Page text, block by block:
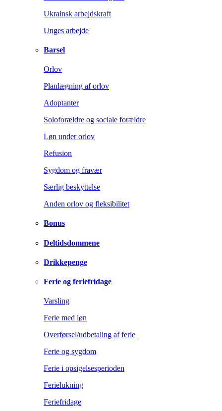
Ukrainsk arbejdskraft
Unges arbejde
Barsel
Orlov
Planlægning af orlov
Adoptanter
Soloforældre og sociale forældre
Løn under orlov
Refusion
Sygdom og fravær
Særlig beskyttelse
Anden orlov og fleksibilitet
Bonus
Deltidsdommene
Drikkepenge
Ferie og feriefridage
Varsling
Ferie med løn
Overførsel/udbetaling af ferie
Ferie og sygdom
Ferie i opsigelsesperioden
Ferielukning
Feriefridage